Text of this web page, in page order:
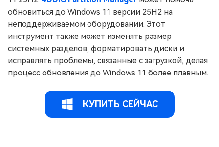
обновиться до Windows 11 версии 25H2 на
неподдерживаемом оборудовании. Этот
инструмент также может изменять размер
системных разделов, форматировать диски и
исправлять проблемы, связанные с загрузкой, делая
процесс обновления до Windows 11 более плавным.
КУПИТЬ СЕЙЧАС